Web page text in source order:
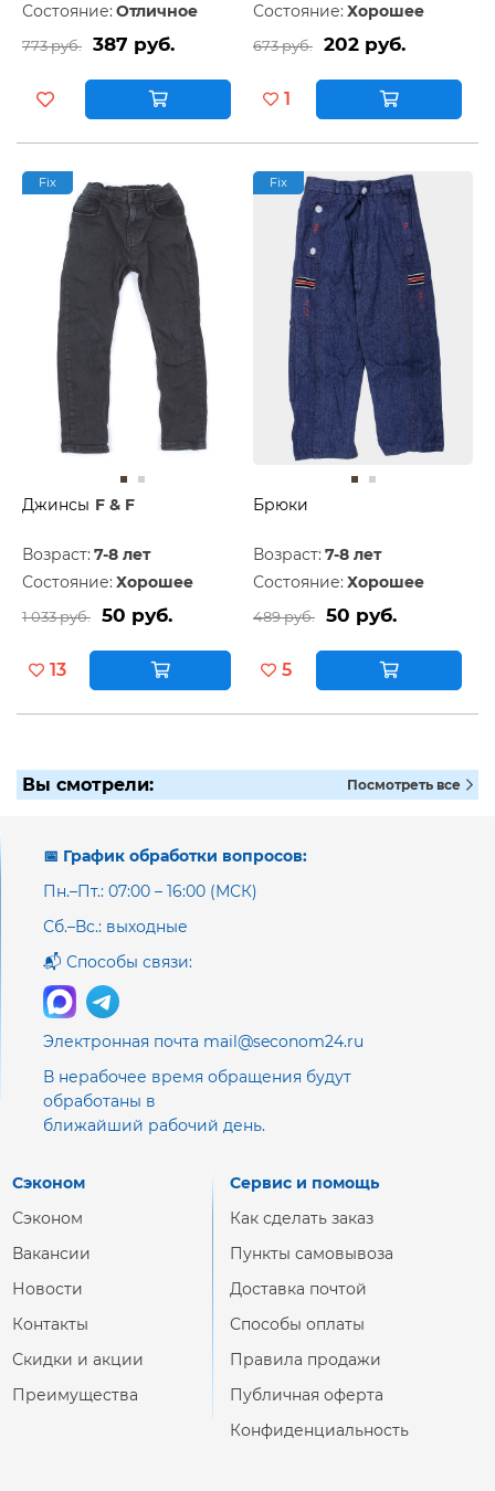
Состояние: Отличное
773 руб. 387 руб.
Состояние: Хорошее
673 руб. 202 руб.
1
Fix
Джинсы F & F
Возраст: 7-8 лет
Состояние: Хорошее
1 033 руб. 50 руб.
13
Fix
Брюки
Возраст: 7-8 лет
Состояние: Хорошее
489 руб. 50 руб.
5
Вы смотрели: Посмотреть все
📅 График обработки вопросов:
Пн.–Пт.: 07:00 – 16:00 (МСК)
Сб.–Вс.: выходные
📬 Способы связи:
Электронная почта mail@seconom24.ru
В нерабочее время обращения будут
обработаны в
ближайший рабочий день.
Сэконом
Сэконом
Вакансии
Новости
Контакты
Скидки и акции
Преимущества
Сервис и помощь
Как сделать заказ
Пункты самовывоза
Доставка почтой
Способы оплаты
Правила продажи
Публичная оферта
Конфиденциальность